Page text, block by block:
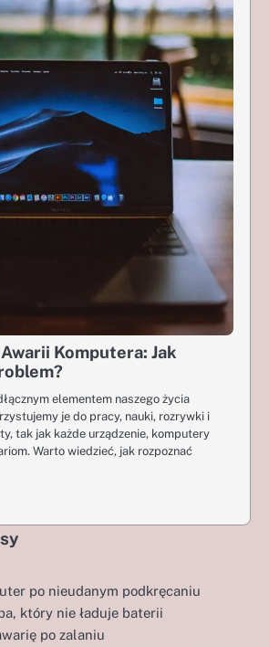
Komputera: Jak
elementem naszego życia
je do pracy, nauki, rozrywki i
tak jak każde urządzenie, komputery
Warto wiedzieć, jak rozpoznać
po nieudanym podkręcaniu
który nie ładuje baterii
po zalaniu